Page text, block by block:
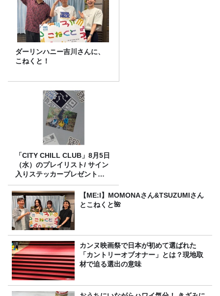
ダーリンハニー吉川さんに、
こねくと！
「CITY CHILL CLUB」8月5日
（水）のプレイリスト/ サイン
入りステッカープレゼント有
り
【ME:I】MOMONAさん&TSUZUMIさん
とこねくと🌺
カンヌ映画祭で日本が初めて選ばれた
「カントリーオブオナー」とは？現地取
材で迫る選出の意味